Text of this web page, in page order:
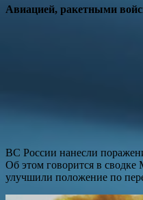
Авиацией, ракетными
ВС России нанесли
Об этом говорится в
улучшили положение по